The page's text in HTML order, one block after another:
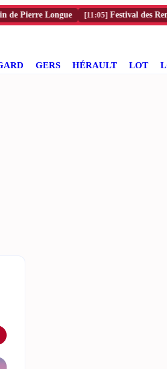
Longue [11:05] Festival des
GERS HÉRAULT LOT